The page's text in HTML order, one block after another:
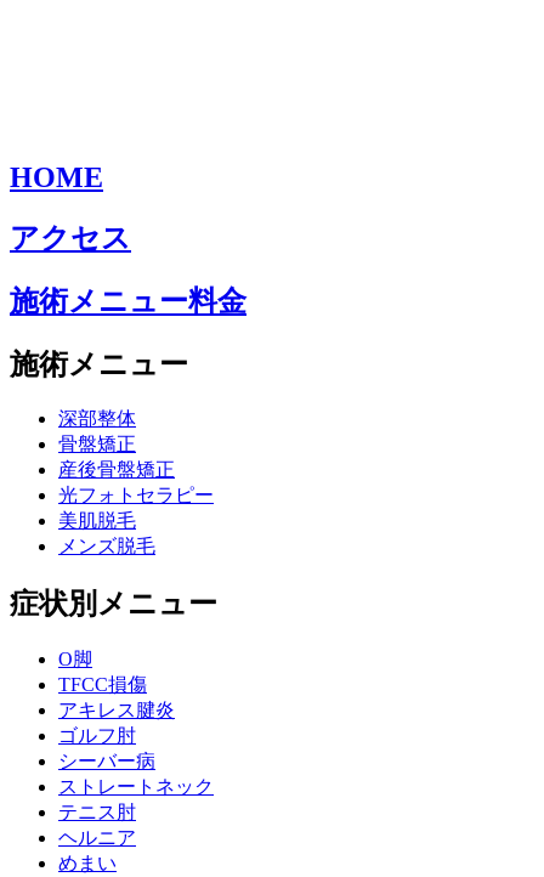
HOME
アクセス
施術メニュー料金
施術メニュー
深部整体
骨盤矯正
産後骨盤矯正
光フォトセラピー
美肌脱毛
メンズ脱毛
症状別メニュー
O脚
TFCC損傷
アキレス腱炎
ゴルフ肘
シーバー病
ストレートネック
テニス肘
ヘルニア
めまい